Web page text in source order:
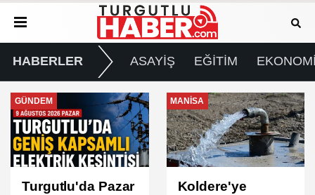
HABERLER ASAYİŞ EĞİTİM
MANİSA
Koldere'ye
GÜNDEM
Manisa'da 1.200